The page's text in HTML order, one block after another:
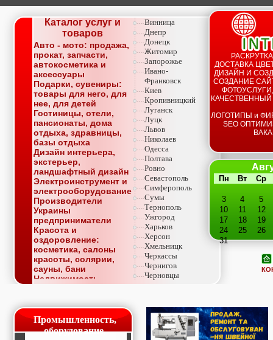
Каталог услуг и
товаров
Авто - мото: продажа,
прокат, запчасти,
автокосметика и
аксессуары
Подарки, сувениры:
товары для него, для
нее, для детей
Гостиницы, отели,
пансионаты, дома
отдыха, здравницы,
базы отдыха
Дизайн интерьера,
экстерьер,
ландшафтный дизайн
Электроинструмент и
электрооборудование
Производители
Украины
предприниматели
Красота и
оздоровление:
косметика, салоны
красоты, солярии,
сауны, бани
Недвижимость,
Окна, стекло,
витражи, входные
группы, двери,
Винница
Днепр
Донецк
Житомир
Запорожье
Ивано-
Франковск
Киев
Кропивницкий
Луганск
Луцк
Львов
Николаев
Одесса
Полтава
Ровно
Севастополь
Симферополь
Сумы
Тернополь
Ужгород
Харьков
Херсон
Хмельницк
Черкассы
Чернигов
Черновцы
ДОСТАВКА
ДИЗАЙН И
СОЗДАНИЕ
ЛОГОТИПЫ и
SEO
Пн Вт Ср
3 4
5
10
11
12
17
18
19
24
25
26
31
Промышленность,
оборудование,